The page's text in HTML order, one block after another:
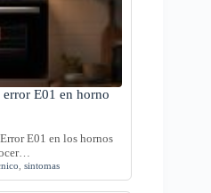
E01 en horno
E01 en los hornos
sintomas